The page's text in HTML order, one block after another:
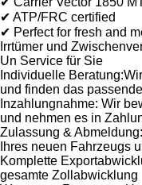
✔ ATP/FRC certified
✔ Perfect for fresh and
Irrtümer und
Un Service für Sie
Individuelle
und finden das
Inzahlungnahme: Wir
und nehmen es in
Zulassung &
Ihres neuen Fahrzeugs
Komplette
gesamte Zollabwicklung